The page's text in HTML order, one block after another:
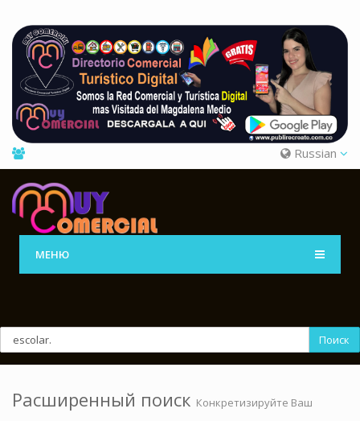
Russian
МЕНЮ
Поиск
Расширенный поиск Конкретизируйте Ваш